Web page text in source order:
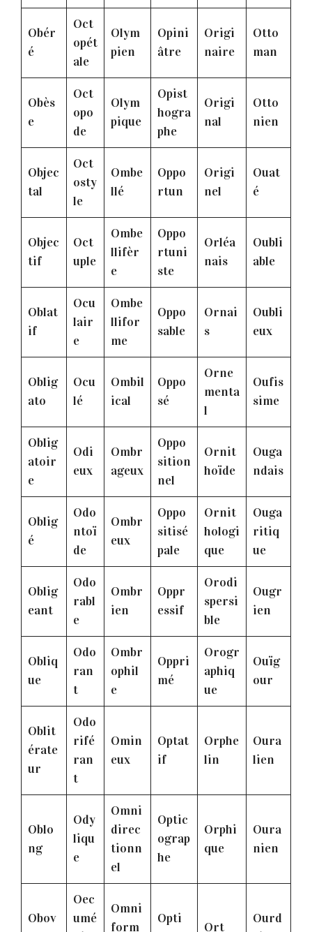
Obér
é
Oct
opét
ale
Olym
pien
Opini
âtre
Origi
naire
Otto
man
Obès
e
Oct
opo
de
Olym
pique
Opist
hogra
phe
Origi
nal
Otto
nien
Objec
tal
Oct
osty
le
Ombe
llé
Oppo
rtun
Origi
nel
Ouat
é
Objec
tif
Oct
uple
Ombe
llifèr
e
Oppo
rtuni
ste
Orléa
nais
Oubli
able
Oblat
if
Ocu
lair
e
Ombe
llifor
me
Oppo
sable
Ornai
s
Oubli
eux
Oblig
ato
Ocu
lé
Ombil
ical
Oppo
sé
Orne
menta
l
Oufis
sime
Oblig
atoir
e
Odi
eux
Ombr
ageux
Oppo
sition
nel
Ornit
hoïde
Ouga
ndais
Oblig
é
Odo
ntoï
de
Ombr
eux
Oppo
sitisé
pale
Ornit
hologi
que
Ouga
ritiq
ue
Oblig
eant
Odo
rabl
e
Ombr
ien
Oppr
essif
Orodi
spersi
ble
Ougr
ien
Obliq
ue
Odo
ran
t
Ombr
ophil
e
Oppri
mé
Orogr
aphiq
ue
Ouïg
our
Oblit
érate
ur
Odo
rifé
ran
t
Omin
eux
Optat
if
Orphe
lin
Oura
lien
Oblo
ng
Ody
liqu
e
Omni
direc
tionn
el
Optic
ograp
he
Orphi
que
Oura
nien
Obov
Oec
umé
Omni
form
Opti
Ort
Ourd